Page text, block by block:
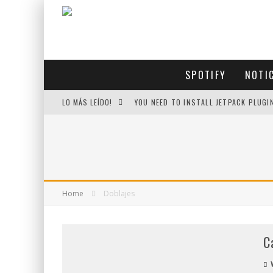
SPOTIFY
LO MÁS LEÍDO! YOU NEED TO INSTALL JETPACK
Home Doblajes